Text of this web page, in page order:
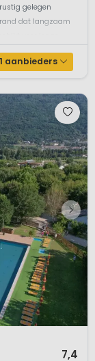
gelegen
dat langzaam
aanbieders
7,4